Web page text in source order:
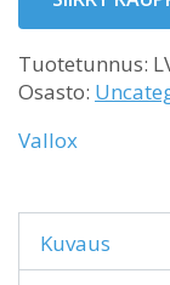
Tuotetunnus:
Osasto:
Vallox
Kuvaus